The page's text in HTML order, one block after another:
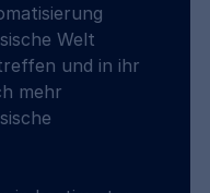
Welt
und in ihr
mehr